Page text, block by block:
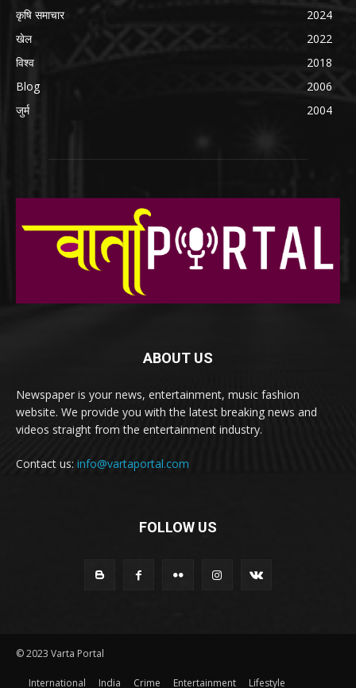
कृषि समाचार
2024
खेल
2022
विश्व
2018
Blog
2006
जुर्म
2004
ABOUT US
Newspaper is your news, entertainment, music fashion
website. We provide you with the latest breaking news and
videos straight from the entertainment industry.
Contact us: info@vartaportal.com
FOLLOW US
© 2023 Varta Portal
International India Crime Entertainment Lifestyle